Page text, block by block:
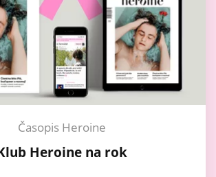
Časopis Heroine
Heroine na rok